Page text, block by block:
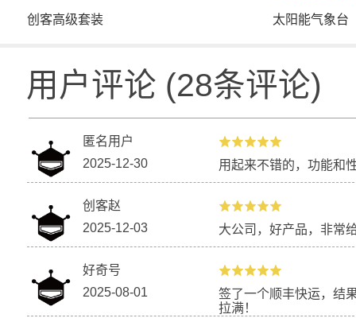
创客高级套装 太阳能气象台
土壤种植传感器
【新课标】信
级 人工智能预
用户评论 (28条评论)
匿名用户
2025-12-30
用起来不错的，功能和
创客赵
2025-12-03
大公司，好产品，非常
好奇号
2025-08-01
签了一个顺丰快运，结
拉满！